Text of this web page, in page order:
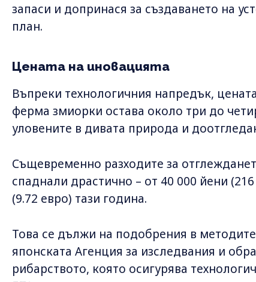
запаси и допринася за създаването на
план.
Цената на иновацията
Въпреки технологичния напредък,
ферма змиорки остава около три до
уловените в дивата природа и
Същевременно разходите за
спаднали драстично – от 40 000 йени
(9.72 евро) тази година.
Това се дължи на подобрения в
японската Агенция за изследвания и
рибарството, която осигурява